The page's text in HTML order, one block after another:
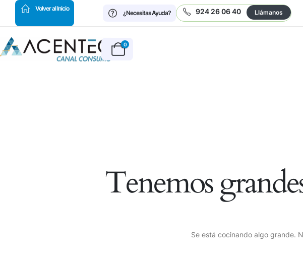
Volver al Inicio
¿Necesitas Ayuda?
924 26 06 40 Llámanos
0
Tenemos
Se está cocinando algo grande.